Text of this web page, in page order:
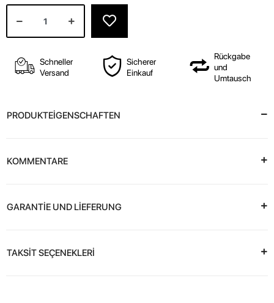
Schneller
Versand
Sicherer
Einkauf
Rückgabe
und
Umtausch
PRODUKTEİGENSCHAFTEN
KOMMENTARE
GARANTİE UND LİEFERUNG
TAKSİT SEÇENEKLERİ